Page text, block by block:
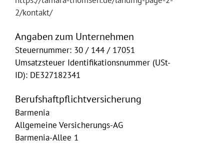
2/kontakt/
Angaben zum Unternehmen
Steuernummer: 30 / 144 / 17051
Umsatzsteuer Identifikationsnummer (USt-
ID): DE327182341
Berufshaftpflichtversicherung
Barmenia
Allgemeine Versicherungs-AG
Barmenia-Allee 1